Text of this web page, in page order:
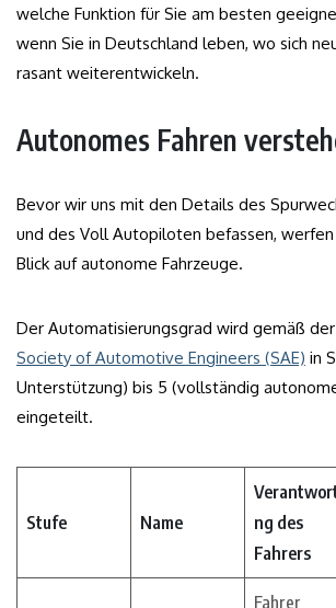
welche Funktion für Sie am besten
wenn Sie in Deutschland leben, wo sich
rasant weiterentwickeln.
Autonomes Fahren
Bevor wir uns mit den Details des
und des Voll Autopiloten befassen, werfen
Blick auf autonome Fahrzeuge.
Der Automatisierungsgrad wird gemäß
Society of Automotive Engineers (SAE) in
Unterstützung) bis 5 (vollständig
eingeteilt.
Stufe Name
ng des
Fahrers
Fahrer